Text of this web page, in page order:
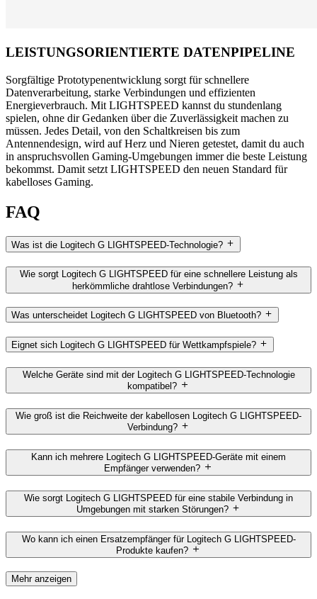
LEISTUNGSORIENTIERTE DATENPIPELINE
Sorgfältige Prototypenentwicklung sorgt für schnellere
Datenverarbeitung, starke Verbindungen und effizienten
Energieverbrauch. Mit LIGHTSPEED kannst du stundenlang
spielen, ohne dir Gedanken über die Zuverlässigkeit machen zu
müssen. Jedes Detail, von den Schaltkreisen bis zum
Antennendesign, wird auf Herz und Nieren getestet, damit du auch
in anspruchsvollen Gaming-Umgebungen immer die beste Leistung
bekommst. Damit setzt LIGHTSPEED den neuen Standard für
kabelloses Gaming.
FAQ
Was ist die Logitech G LIGHTSPEED-Technologie?
Wie sorgt Logitech G LIGHTSPEED für eine schnellere Leistung als
herkömmliche drahtlose Verbindungen?
Was unterscheidet Logitech G LIGHTSPEED von Bluetooth?
Eignet sich Logitech G LIGHTSPEED für Wettkampfspiele?
Welche Geräte sind mit der Logitech G LIGHTSPEED-Technologie
kompatibel?
Wie groß ist die Reichweite der kabellosen Logitech G LIGHTSPEED-
Verbindung?
Kann ich mehrere Logitech G LIGHTSPEED-Geräte mit einem
Empfänger verwenden?
Wie sorgt Logitech G LIGHTSPEED für eine stabile Verbindung in
Umgebungen mit starken Störungen?
Wo kann ich einen Ersatzempfänger für Logitech G LIGHTSPEED-
Produkte kaufen?
Mehr anzeigen